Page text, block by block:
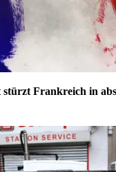
Frankreich in